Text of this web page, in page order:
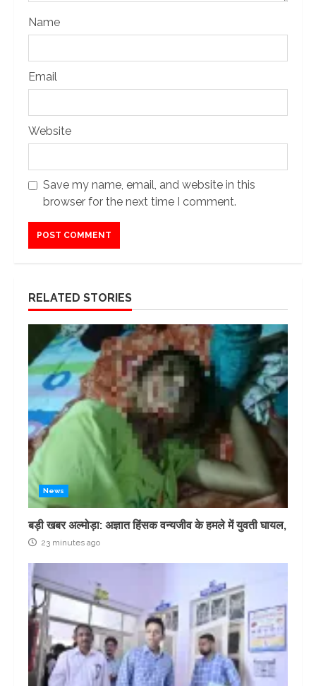
Name
Email
Website
Save my name, email, and website in this
browser for the next time I comment.
RELATED STORIES
News
बड़ी खबर अल्मोड़ा: अज्ञात हिंसक वन्यजीव के हमले में युवती घायल,
23 minutes ago